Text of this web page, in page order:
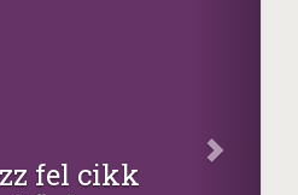
+1.000.000 Ft...